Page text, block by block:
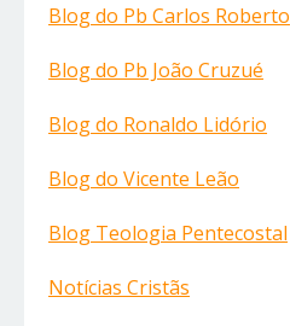
Blog do Pb Carlos Roberto
Blog do Pb João Cruzué
Blog do Ronaldo Lidório
Blog do Vicente Leão
Blog Teologia Pentecostal
Notícias Cristãs